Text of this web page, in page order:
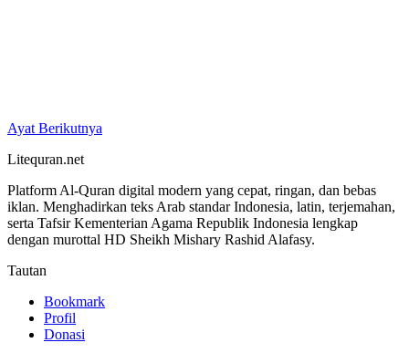
Ayat Berikutnya
Litequran.net
Platform Al-Quran digital modern yang cepat, ringan, dan bebas
iklan. Menghadirkan teks Arab standar Indonesia, latin, terjemahan,
serta Tafsir Kementerian Agama Republik Indonesia lengkap
dengan murottal HD Sheikh Mishary Rashid Alafasy.
Tautan
Bookmark
Profil
Donasi